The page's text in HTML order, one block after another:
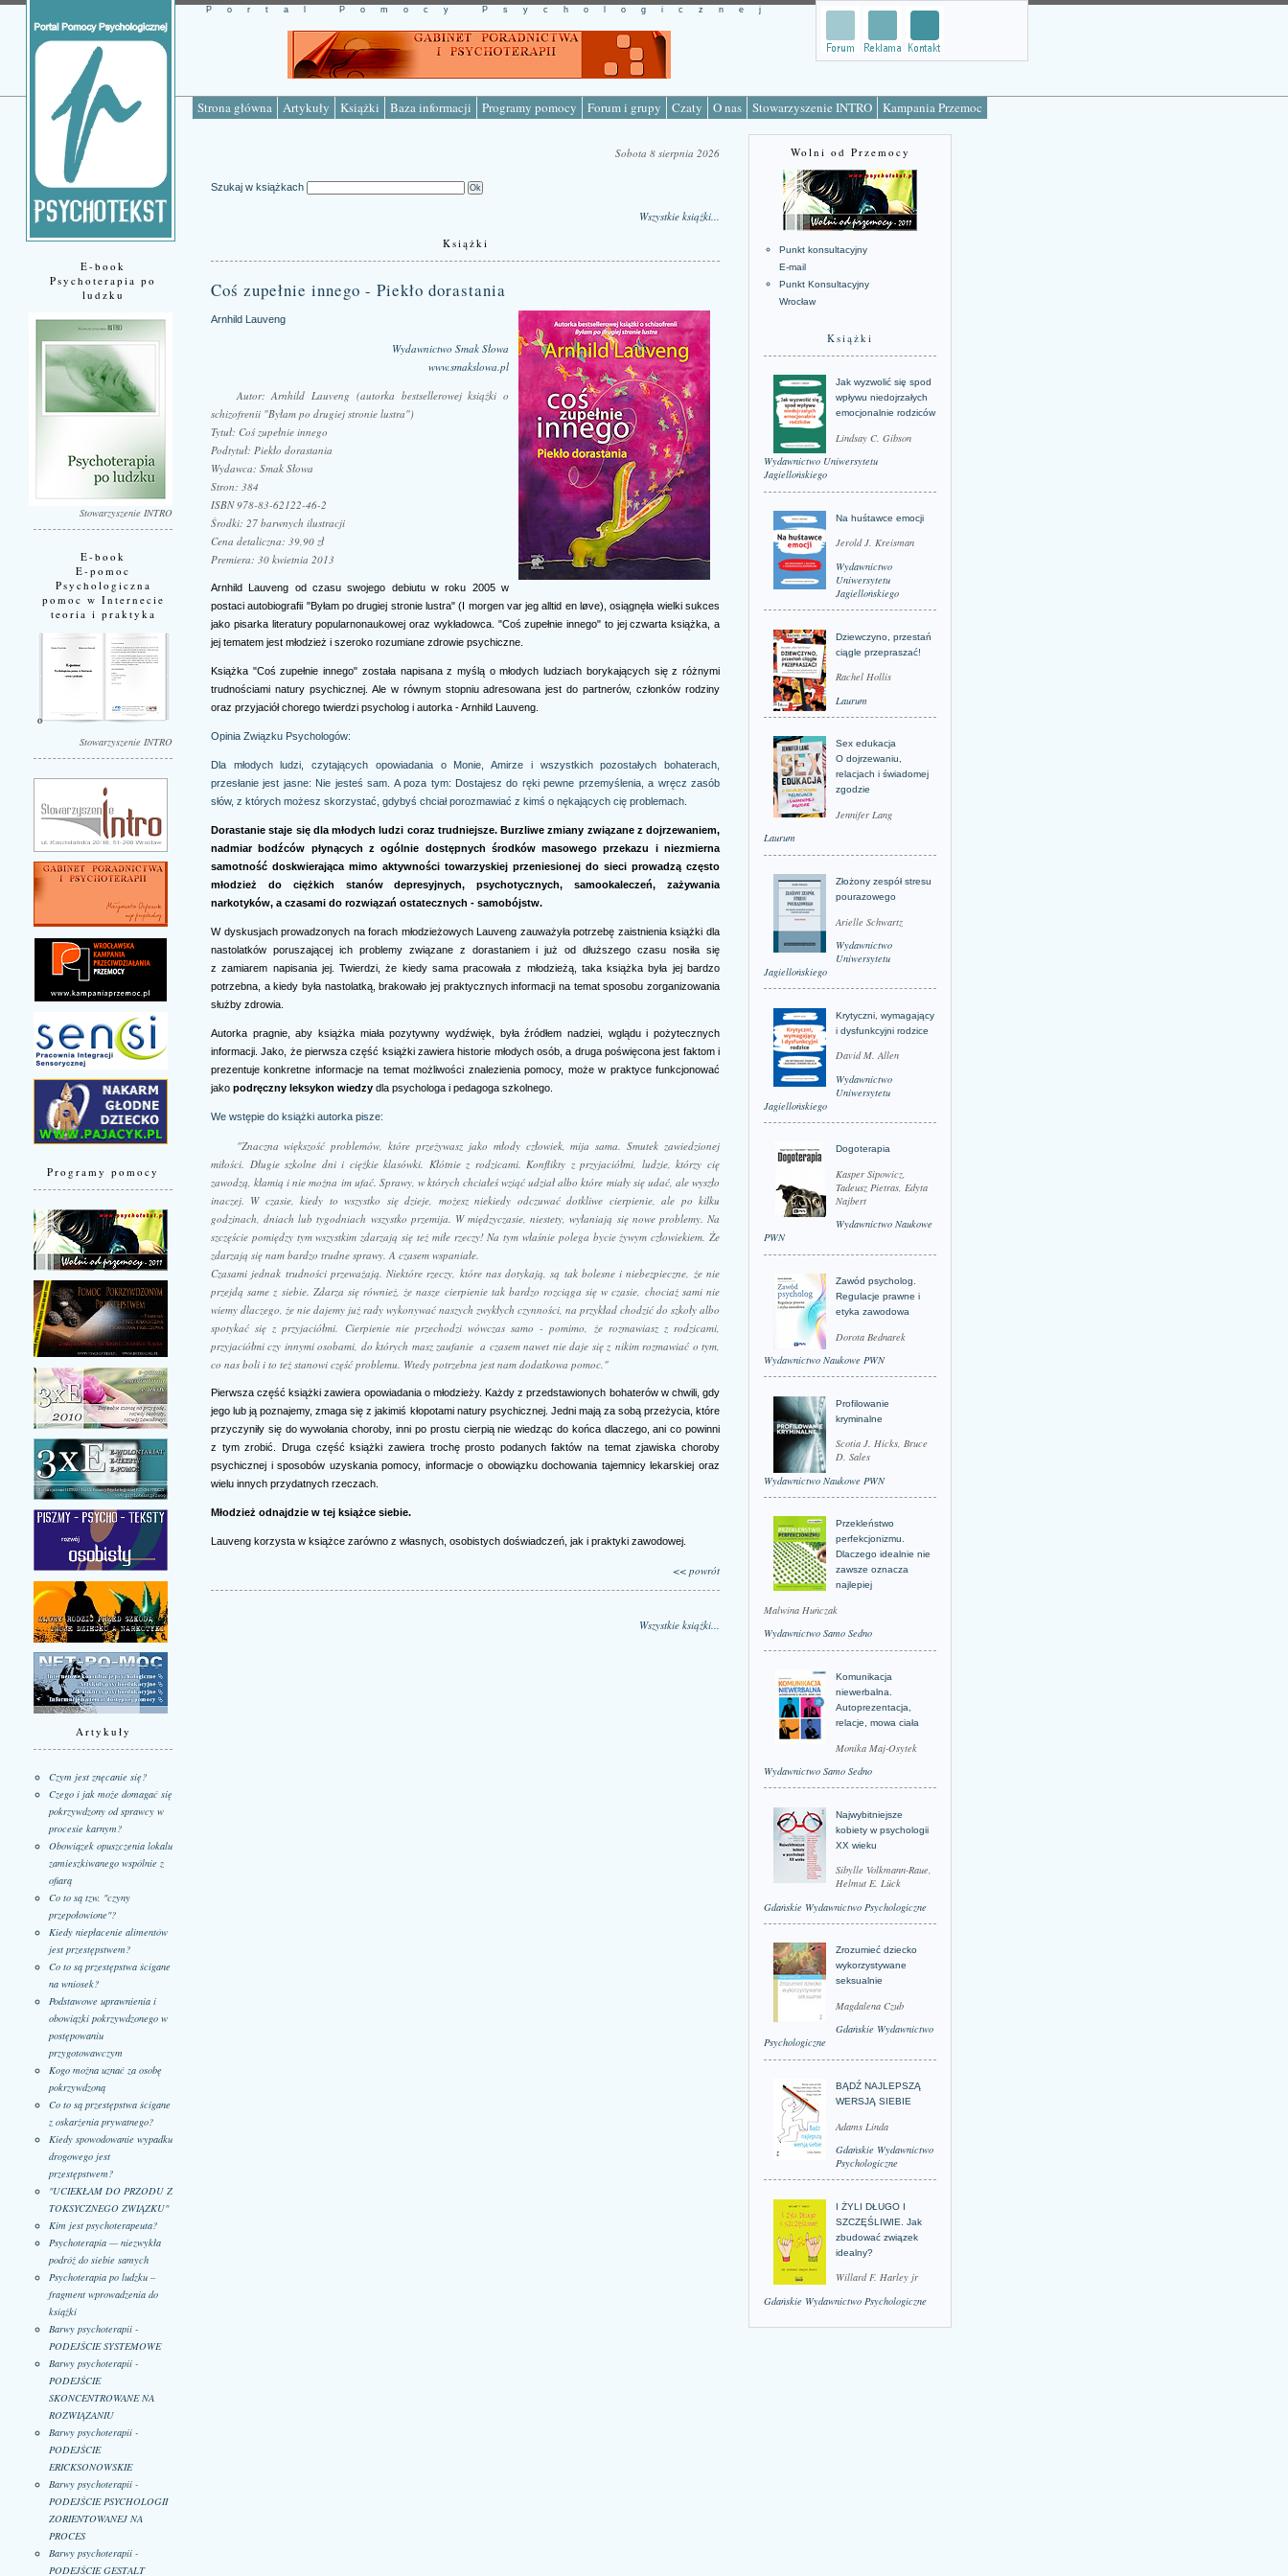
Strona główna Artykuły Książki Baza informacji Programy pomocy Forum i grupy Czaty O nas Stowarzyszenie INTRO Kampania Przemoc
Portal Pomocy Psychologicznej
E-book
Psychoterapia po
ludzku
Stowarzyszenie INTRO
E-book
E-pomoc
Psychologiczna
pomoc w Internecie
teoria i praktyka
Stowarzyszenie INTRO
Programy pomocy
Artykuły
Czym jest znęcanie się?
Czego i jak może domagać się
pokrzywdzony od sprawcy w
procesie karnym?
Obowiązek opuszczenia lokalu
zamieszkiwanego wspólnie z
ofiarą
Co to są tzw. "czyny
przepołowione"?
Kiedy niepłacenie alimentów
jest przestępstwem?
Co to są przestępstwa ścigane
na wniosek?
Podstawowe uprawnienia i
obowiązki pokrzywdzonego w
postępowaniu
przygotowawczym
Kogo można uznać za osobę
pokrzywdzoną
Co to są przestępstwa ścigane
z oskarżenia prywatnego?
Kiedy spowodowanie wypadku
drogowego jest
przestępstwem?
"UCIEKŁAM DO PRZODU Z
TOKSYCZNEGO ZWIĄZKU"
Kim jest psychoterapeuta?
Psychoterapia — niezwykła
podróż do siebie samych
Psychoterapia po ludzku –
fragment wprowadzenia do
książki
Barwy psychoterapii -
PODEJŚCIE SYSTEMOWE
Barwy psychoterapii -
PODEJŚCIE
SKONCENTROWANE NA
ROZWIĄZANIU
Barwy psychoterapii -
PODEJŚCIE
ERICKSONOWSKIE
Barwy psychoterapii -
PODEJŚCIE PSYCHOLOGII
ZORIENTOWANEJ NA
PROCES
Barwy psychoterapii -
PODEJŚCIE GESTALT
Sobota 8 sierpnia 2026
Szukaj w książkach
Wszystkie książki...
Książki
Coś zupełnie innego - Piekło dorastania
Arnhild Lauveng
Wydawnictwo Smak Słowa
www.smakslowa.pl
Autor: Arnhild Lauveng (autorka bestsellerowej książki o
schizofrenii "Byłam po drugiej stronie lustra")
Tytuł: Coś zupełnie innego
Podtytuł: Piekło dorastania
Wydawca: Smak Słowa
Stron: 384
ISBN 978-83-62122-46-2
Środki: 27 barwnych ilustracji
Cena detaliczna: 39,90 zł
Premiera: 30 kwietnia 2013
Arnhild Lauveng od czasu swojego debiutu w roku 2005 w
postaci autobiografii "Byłam po drugiej stronie lustra" (I morgen var jeg alltid en løve), osiągnęła wielki sukces
jako pisarka literatury popularnonaukowej oraz wykładowca. "Coś zupełnie innego" to jej czwarta książka, a
jej tematem jest młodzież i szeroko rozumiane zdrowie psychiczne.
Książka "Coś zupełnie innego" została napisana z myślą o młodych ludziach borykających się z różnymi
trudnościami natury psychicznej. Ale w równym stopniu adresowana jest do partnerów, członków rodziny
oraz przyjaciół chorego twierdzi psycholog i autorka - Arnhild Lauveng.
Opinia Związku Psychologów:
Dla młodych ludzi, czytających opowiadania o Monie, Amirze i wszystkich pozostałych bohaterach,
przesłanie jest jasne: Nie jesteś sam. A poza tym: Dostajesz do ręki pewne przemyślenia, a wręcz zasób
słów, z których możesz skorzystać, gdybyś chciał porozmawiać z kimś o nękających cię problemach.
Dorastanie staje się dla młodych ludzi coraz trudniejsze. Burzliwe zmiany związane z dojrzewaniem,
nadmiar bodźców płynących z ogólnie dostępnych środków masowego przekazu i niezmierna
samotność doskwierająca mimo aktywności towarzyskiej przeniesionej do sieci prowadzą często
młodzież do ciężkich stanów depresyjnych, psychotycznych, samookaleczeń, zażywania
narkotyków, a czasami do rozwiązań ostatecznych - samobójstw.
W dyskusjach prowadzonych na forach młodzieżowych Lauveng zauważyła potrzebę zaistnienia książki dla
nastolatków poruszającej ich problemy związane z dorastaniem i już od dłuższego czasu nosiła się
z zamiarem napisania jej. Twierdzi, że kiedy sama pracowała z młodzieżą, taka książka była jej bardzo
potrzebna, a kiedy była nastolatką, brakowało jej praktycznych informacji na temat sposobu zorganizowania
służby zdrowia.
Autorka pragnie, aby książka miała pozytywny wydźwięk, była źródłem nadziei, wglądu i pożytecznych
informacji. Jako, że pierwsza część książki zawiera historie młodych osób, a druga poświęcona jest faktom i
prezentuje konkretne informacje na temat możliwości znalezienia pomocy, może w praktyce funkcjonować
jako podręczny leksykon wiedzy dla psychologa i pedagoga szkolnego.
We wstępie do książki autorka pisze:
"Znaczna większość problemów, które przeżywasz jako młody człowiek, mija sama. Smutek zawiedzionej
miłości. Długie szkolne dni i ciężkie klasówki. Kłótnie z rodzicami. Konflikty z przyjaciółmi, ludzie, którzy cię
zawodzą, kłamią i nie można im ufać. Sprawy, w których chciałeś wziąć udział albo które miały się udać, ale wyszło
inaczej. W czasie, kiedy to wszystko się dzieje, możesz niekiedy odczuwać dotkliwe cierpienie, ale po kilku
godzinach, dniach lub tygodniach wszystko przemija. W międzyczasie, niestety, wyłaniają się nowe problemy. Na
szczęście pomiędzy tym wszystkim zdarzają się też miłe rzeczy! Na tym właśnie polega bycie żywym człowiekiem. Że
zdarzają się nam bardzo trudne sprawy. A czasem wspaniałe.
Czasami jednak trudności przeważają. Niektóre rzeczy, które nas dotykają, są tak bolesne i niebezpieczne, że nie
przejdą same z siebie. Zdarza się również, że nasze cierpienie tak bardzo rozciąga się w czasie, chociaż sami nie
wiemy dlaczego, że nie dajemy już rady wykonywać naszych zwykłych czynności, na przykład chodzić do szkoły albo
spotykać się z przyjaciółmi. Cierpienie nie przechodzi wówczas samo - pomimo, że rozmawiasz z rodzicami,
przyjaciółmi czy innymi osobami, do których masz zaufanie ­ a czasem nawet nie daje się z nikim rozmawiać o tym,
co nas boli i to też stanowi część problemu. Wtedy potrzebna jest nam dodatkowa pomoc."
Pierwsza część książki zawiera opowiadania o młodzieży. Każdy z przedstawionych bohaterów w chwili, gdy
jego lub ją poznajemy, zmaga się z jakimiś kłopotami natury psychicznej. Jedni mają za sobą przeżycia, które
przyczyniły się do wywołania choroby, inni po prostu cierpią nie wiedząc do końca dlaczego, ani co powinni
z tym zrobić. Druga część książki zawiera trochę prosto podanych faktów na temat zjawiska choroby
psychicznej i sposobów uzyskania pomocy, informacje o obowiązku dochowania tajemnicy lekarskiej oraz
wielu innych przydatnych rzeczach.
Młodzież odnajdzie w tej książce siebie.
Lauveng korzysta w książce zarówno z własnych, osobistych doświadczeń, jak i praktyki zawodowej.
<< powrót
Wszystkie książki...
Wolni od Przemocy
Punkt konsultacyjny
E-mail
Punkt Konsultacyjny
Wrocław
Książki
Jak wyzwolić się spod
wpływu niedojrzałych
emocjonalnie rodziców
Lindsay C. Gibson
Wydawnictwo Uniwersytetu
Jagiellońskiego
Na huśtawce emocji
Jerold J. Kreisman
Wydawnictwo
Uniwersytetu
Jagiellońskiego
Dziewczyno, przestań
ciągle przepraszać!
Rachel Hollis
Laurum
Sex edukacja
O dojrzewaniu,
relacjach i świadomej
zgodzie
Jennifer Lang
Laurum
Złożony zespół stresu
pourazowego
Arielle Schwartz
Wydawnictwo
Uniwersytetu
Jagiellońskiego
Krytyczni, wymagający
i dysfunkcyjni rodzice
David M. Allen
Wydawnictwo
Uniwersytetu
Jagiellońskiego
Dogoterapia
Kasper Sipowicz,
Tadeusz Pietras, Edyta
Najbert
Wydawnictwo Naukowe
PWN
Zawód psycholog.
Regulacje prawne i
etyka zawodowa
Dorota Bednarek
Wydawnictwo Naukowe PWN
Profilowanie
kryminalne
Scotia J. Hicks, Bruce
D. Sales
Wydawnictwo Naukowe PWN
Przekleństwo
perfekcjonizmu.
Dlaczego idealnie nie
zawsze oznacza
najlepiej
Malwina Huńczak
Wydawnictwo Samo Sedno
Komunikacja
niewerbalna.
Autoprezentacja,
relacje, mowa ciała
Monika Maj-Osytek
Wydawnictwo Samo Sedno
Najwybitniejsze
kobiety w psychologii
XX wieku
Sibylle Volkmann-Raue,
Helmut E. Lück
Gdańskie Wydawnictwo Psychologiczne
Zrozumieć dziecko
wykorzystywane
seksualnie
Magdalena Czub
Gdańskie Wydawnictwo
Psychologiczne
BĄDŹ NAJLEPSZĄ
WERSJĄ SIEBIE
Adams Linda
Gdańskie Wydawnictwo
Psychologiczne
I ŻYLI DŁUGO I
SZCZĘŚLIWIE. Jak
zbudować związek
idealny?
Willard F. Harley jr
Gdańskie Wydawnictwo Psychologiczne